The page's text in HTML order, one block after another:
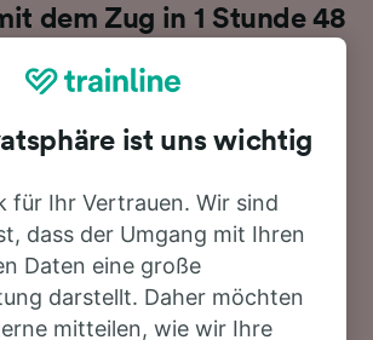
dem Zug in 1 Stunde 48
Luzern nach Interlaken
die Reise von Luzern nach
dem Zug erfahren möchten, suchen
auf dieser Strecke beträgt 1
wobei etwa 22 Züge am Tag die
beiden Bahnhöfen zurücklegen.
ist uns wichtig
für Ihr Vertrauen. Wir sind
dass der Umgang mit Ihren
Daten eine große
darstellt. Daher möchten
mitteilen, wie wir Ihre